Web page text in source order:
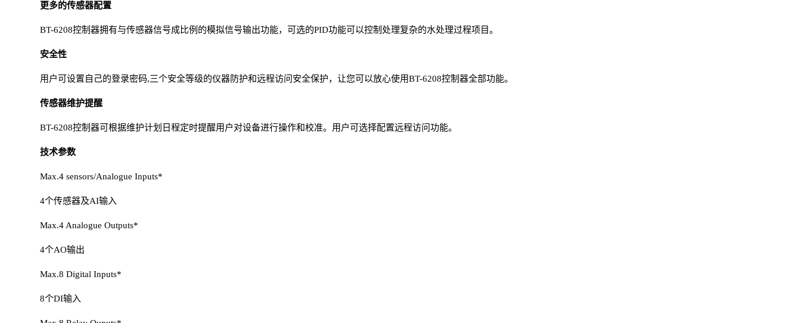
更多的传感器配置
BT-6208控制器拥有与传感器信号成比例的模拟信号输出功能，可选的PID功能可以控制处理复杂的水处理过程项目。
安全性
用户可设置自己的登录密码,三个安全等级的仪器防护和远程访问安全保护，让您可以放心使用BT-6208控制器全部功能。
传感器维护提醒
BT-6208控制器可根据维护计划日程定时提醒用户对设备进行操作和校准。用户可选择配置远程访问功能。
技术参数
Max.4 sensors/Analogue Inputs*
4个传感器及AI输入
Max.4 Analogue Outputs*
4个AO输出
Max.8 Digital Inputs*
8个DI输入